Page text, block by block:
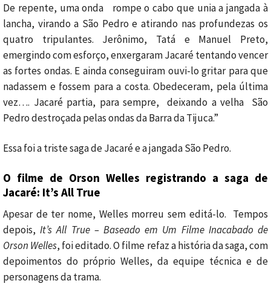
De repente, uma onda rompe o cabo que unia a jangada à
lancha, virando a São Pedro e atirando nas profundezas os
quatro tripulantes. Jerônimo, Tatá e Manuel Preto,
emergindo com esforço, enxergaram Jacaré tentando vencer
as fortes ondas. E ainda conseguiram ouvi-lo gritar para que
nadassem e fossem para a costa. Obedeceram, pela última
vez…. Jacaré partia, para sempre, deixando a velha São
Pedro destroçada pelas ondas da Barra da Tijuca.”
Essa foi a triste saga de Jacaré e a jangada São Pedro.
O filme de Orson Welles registrando a saga de
Jacaré: It’s All True
Apesar de ter nome, Welles morreu sem editá-lo. Tempos
depois,It’s All True – Baseado em Um Filme Inacabado de
Orson Welles, foi editado. O filme refaz a história da saga, com
depoimentos do próprio Welles, da equipe técnica e de
personagens da trama.